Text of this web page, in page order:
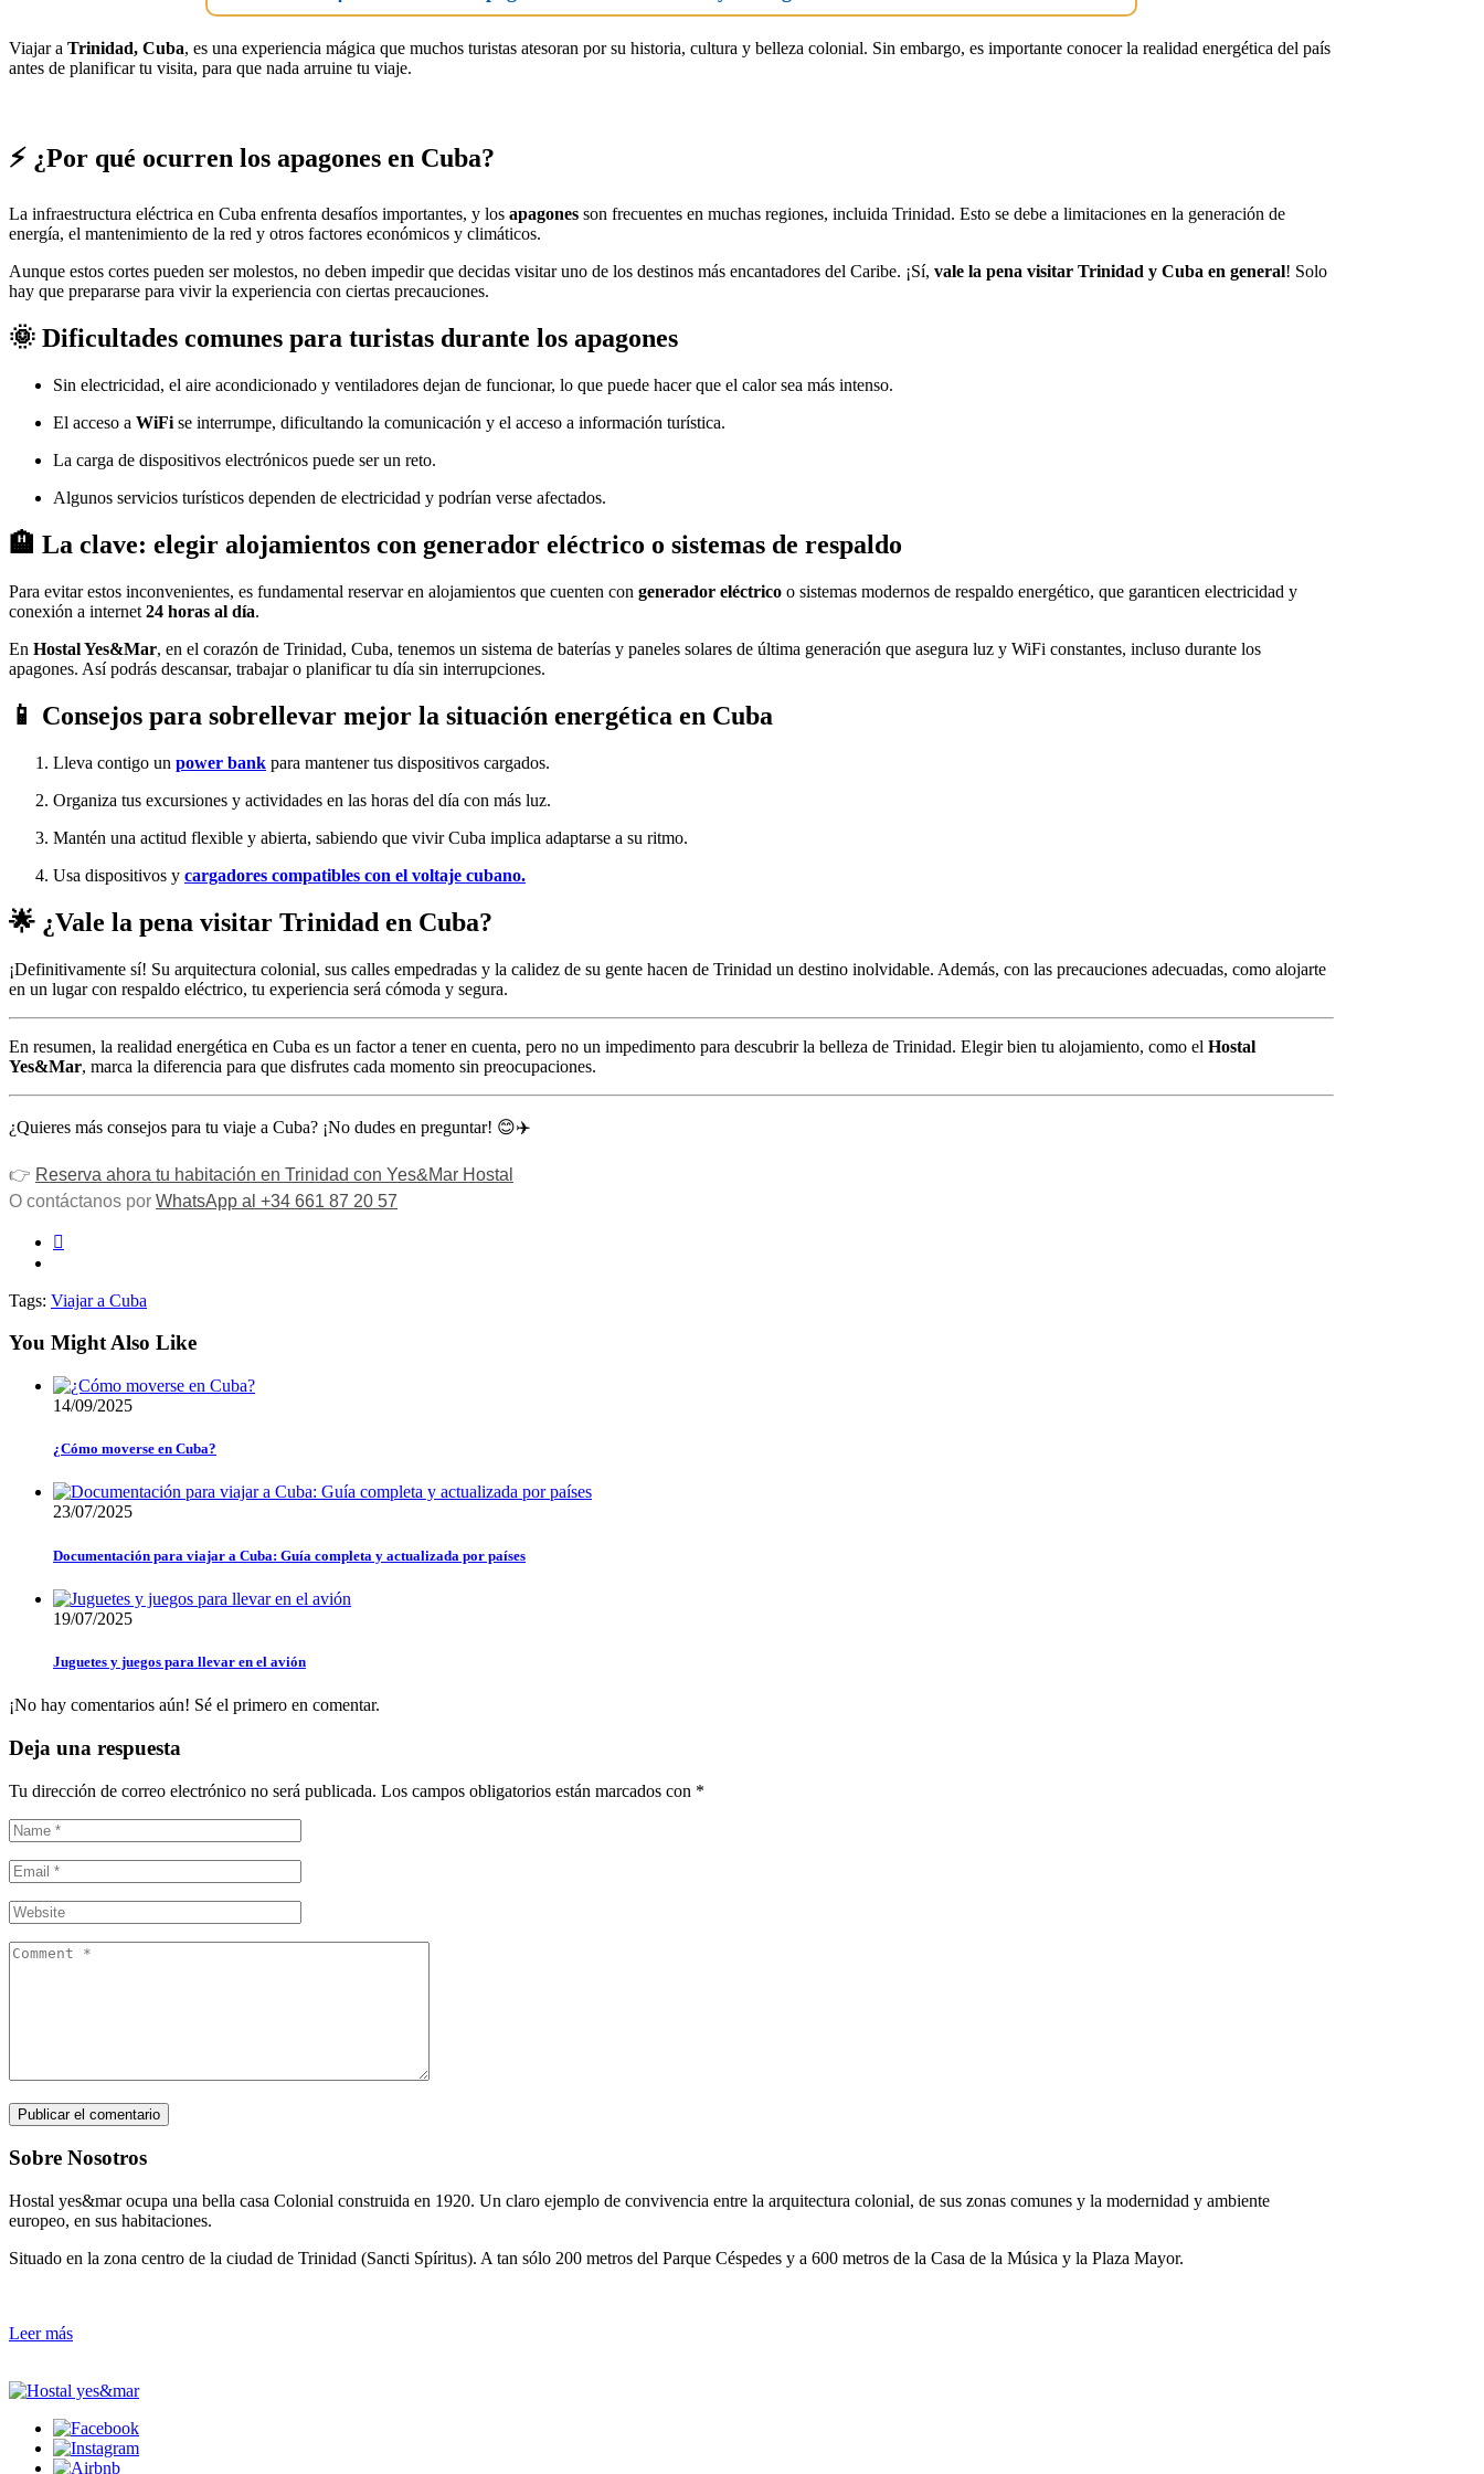
Viajar a Trinidad, Cuba, es una experiencia mágica que muchos turistas atesoran por su historia, cultura y belleza colonial. Sin embargo, es importante conocer la realidad energética del país
antes de planificar tu visita, para que nada arruine tu viaje.
⚡ ¿Por qué ocurren los apagones en Cuba?
La infraestructura eléctrica en Cuba enfrenta desafíos importantes, y los apagones son frecuentes en muchas regiones, incluida Trinidad. Esto se debe a limitaciones en la generación de
energía, el mantenimiento de la red y otros factores económicos y climáticos.
Aunque estos cortes pueden ser molestos, no deben impedir que decidas visitar uno de los destinos más encantadores del Caribe. ¡Sí, vale la pena visitar Trinidad y Cuba en general! Solo
hay que prepararse para vivir la experiencia con ciertas precauciones.
🌞 Dificultades comunes para turistas durante los apagones
Sin electricidad, el aire acondicionado y ventiladores dejan de funcionar, lo que puede hacer que el calor sea más intenso.
El acceso a WiFi se interrumpe, dificultando la comunicación y el acceso a información turística.
La carga de dispositivos electrónicos puede ser un reto.
Algunos servicios turísticos dependen de electricidad y podrían verse afectados.
🏨 La clave: elegir alojamientos con generador eléctrico o sistemas de respaldo
Para evitar estos inconvenientes, es fundamental reservar en alojamientos que cuenten con generador eléctrico o sistemas modernos de respaldo energético, que garanticen electricidad y
conexión a internet 24 horas al día.
En Hostal Yes&Mar, en el corazón de Trinidad, Cuba, tenemos un sistema de baterías y paneles solares de última generación que asegura luz y WiFi constantes, incluso durante los
apagones. Así podrás descansar, trabajar o planificar tu día sin interrupciones.
📱 Consejos para sobrellevar mejor la situación energética en Cuba
Lleva contigo un power bank para mantener tus dispositivos cargados.
Organiza tus excursiones y actividades en las horas del día con más luz.
Mantén una actitud flexible y abierta, sabiendo que vivir Cuba implica adaptarse a su ritmo.
Usa dispositivos y cargadores compatibles con el voltaje cubano.
🌟 ¿Vale la pena visitar Trinidad en Cuba?
¡Definitivamente sí! Su arquitectura colonial, sus calles empedradas y la calidez de su gente hacen de Trinidad un destino inolvidable. Además, con las precauciones adecuadas, como alojarte
en un lugar con respaldo eléctrico, tu experiencia será cómoda y segura.
En resumen, la realidad energética en Cuba es un factor a tener en cuenta, pero no un impedimento para descubrir la belleza de Trinidad. Elegir bien tu alojamiento, como el Hostal
Yes&Mar, marca la diferencia para que disfrutes cada momento sin preocupaciones.
¿Quieres más consejos para tu viaje a Cuba? ¡No dudes en preguntar! 😊✈️
👉 Reserva ahora tu habitación en Trinidad con Yes&Mar Hostal
O contáctanos por WhatsApp al +34 661 87 20 57
Tags: Viajar a Cuba
You Might Also Like
14/09/2025
¿Cómo moverse en Cuba?
23/07/2025
Documentación para viajar a Cuba: Guía completa y actualizada por países
19/07/2025
Juguetes y juegos para llevar en el avión
¡No hay comentarios aún! Sé el primero en comentar.
Deja una respuesta
Tu dirección de correo electrónico no será publicada. Los campos obligatorios están marcados con *
Sobre Nosotros
Hostal yes&mar ocupa una bella casa Colonial construida en 1920. Un claro ejemplo de convivencia entre la arquitectura colonial, de sus zonas comunes y la modernidad y ambiente
europeo, en sus habitaciones.
Situado en la zona centro de la ciudad de Trinidad (Sancti Spíritus). A tan sólo 200 metros del Parque Céspedes y a 600 metros de la Casa de la Música y la Plaza Mayor.
Leer más